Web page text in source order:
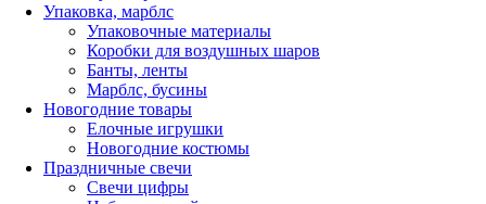
Упаковка, марблс
Упаковочные материалы
Коробки для воздушных шаров
Банты, ленты
Марблс, бусины
Новогодние товары
Елочные игрушки
Новогодние костюмы
Праздничные свечи
Свечи цифры